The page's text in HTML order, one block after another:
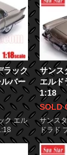
ラック
バー
ク エル
サンス
エルド
1:18
SOLD
サンス
ドラド